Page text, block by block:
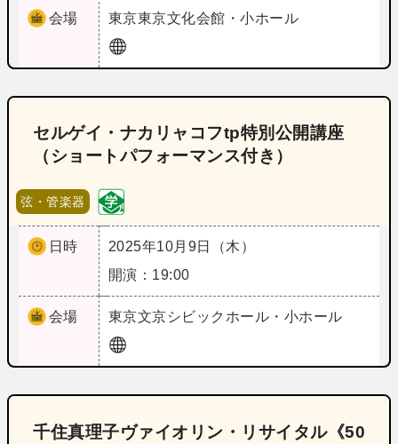
会場 東京東京文化会館・小ホール
セルゲイ・ナカリャコフtp特別公開講座
（ショートパフォーマンス付き）
弦・管楽器
日時
2025年10月9日（木）
開演：19:00
会場 東京文京シビックホール・小ホール
千住真理子ヴァイオリン・リサイタル《50